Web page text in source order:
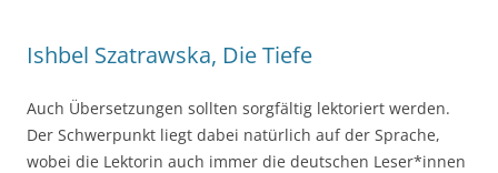
Ishbel Szatrawska, Die Tiefe
Auch Übersetzungen sollten sorgfältig lektoriert werden.
Der Schwerpunkt liegt dabei natürlich auf der Sprache,
wobei die Lektorin auch immer die deutschen Leser*innen